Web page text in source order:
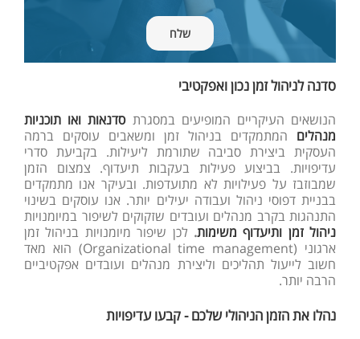
סדנה לניהול זמן נכון ואפקטיבי
הנושאים העיקריים המופיעים במסגרתסדנאות ואו תוכניות
מנהלים המתמקדים בניהול זמן ומשאבים עוסקים ברמה
העסקית ביצירת סביבה שתורמת ליעילות. בקביעת סדרי
עדיפויות. בביצוע פעילות בעקבות תיעדוף. צמצום הזמן
שמבוזבז על פעילויות לא מתועדפות. ובעיקר אנו מתמקדים
בבניית דפוסי ניהול ועבודה יעילים יותר. אנו עוסקים בשינוי
התנהגות בקרב מנהלים ועובדים שזקוקים לשיפור במיומנויות
ניהול זמן ותיעדוף משימות. לכן שיפור מיומנויות בניהול זמן
ארגוני (Organizational time management) הוא מאד
חשוב לייעול תהליכים וליצירת מנהלים ועובדים אפקטיביים
הרבה יותר.
נהלו את הזמן הניהולי שלכם - קבעו עדיפויות